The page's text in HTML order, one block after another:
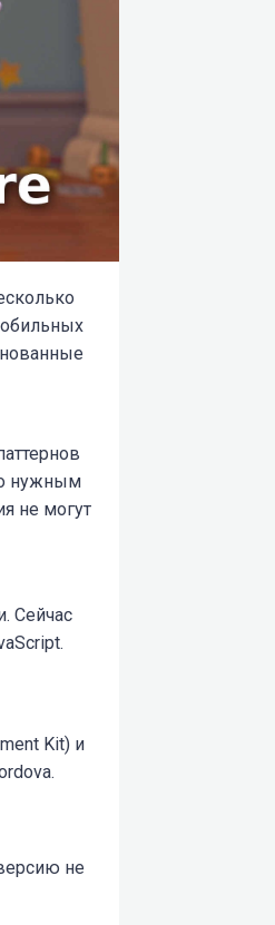
нужным
не могут
Сейчас
Kit) и
не